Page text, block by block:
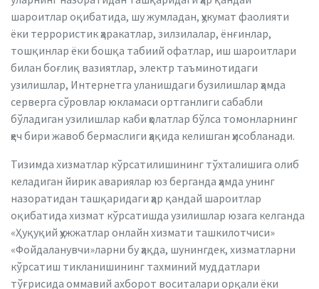
шароитлар оқибатида, шу жумладан, ҳукумат фаолияти
ёки террористик ҳаракатлар, зилзилалар, ёнғинлар,
тошқинлар ёки бошқа табиий офатлар, иш шароитлари
билан боғлиқ вазиятлар, электр таъминотидаги
узилишлар, Интернетга уланишдаги бузилишлар ҳамда
серверга сўровлар юкламаси ортганлиги сабабли
бўладиган узилишлар каби ҳолатлар бўлса томонларнинг
ҳеч бири жавоб бермаслиги ҳақида келишган ҳисобланади.
Тизимда хизматлар кўрсатилишининг тўхталишига олиб
келадиган йирик авариялар юз берганда ҳамда унинг
назоратидан ташқаридаги ҳар қандай шароитлар
оқибатида хизмат кўрсатишда узилишлар юзага келганда
«Ҳуқуқий ҳужжатлар онлайн хизмати ташкилотчиси»
«Фойдаланувчи»ларни бу ҳақда, шунингдек, хизматларни
кўрсатиш тикланишининг тахминий муддатлари
тўғрисида оммавий ахборот воситалари орқали ёки